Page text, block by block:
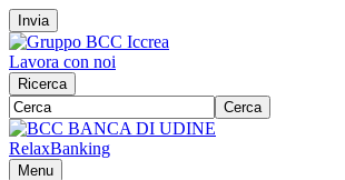
Invia
Lavora con noi
Ricerca
Cerca
RelaxBanking
Menu